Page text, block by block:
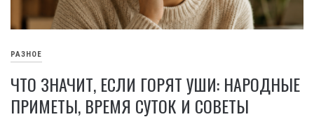
РАЗНОЕ
ЧТО ЗНАЧИТ, ЕСЛИ ГОРЯТ УШИ: НАРОДНЫЕ
ПРИМЕТЫ, ВРЕМЯ СУТОК И СОВЕТЫ